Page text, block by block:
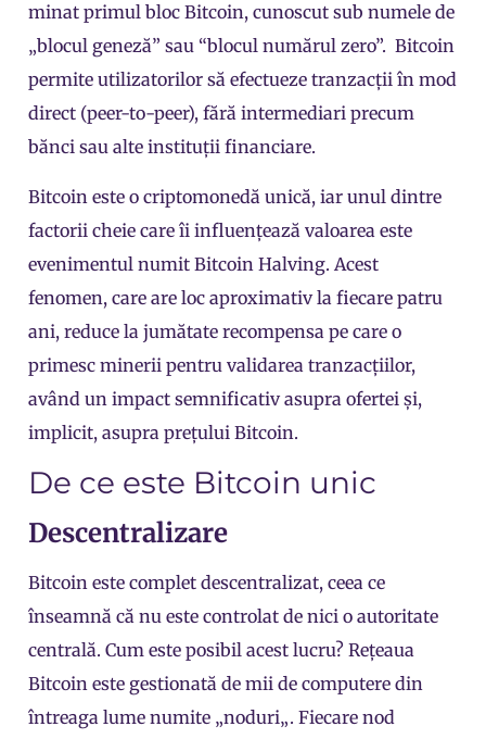
minat primul bloc Bitcoin, cunoscut sub numele de
„blocul geneză” sau “blocul numărul zero”. Bitcoin
permite utilizatorilor să efectueze tranzacții în mod
direct (peer-to-peer), fără intermediari precum
bănci sau alte instituții financiare.
Bitcoin este o criptomonedă unică, iar unul dintre
factorii cheie care îi influențează valoarea este
evenimentul numit Bitcoin Halving. Acest
fenomen, care are loc aproximativ la fiecare patru
ani, reduce la jumătate recompensa pe care o
primesc minerii pentru validarea tranzacțiilor,
având un impact semnificativ asupra ofertei și,
implicit, asupra prețului Bitcoin.
De ce este Bitcoin unic
Descentralizare
Bitcoin este complet descentralizat, ceea ce
înseamnă că nu este controlat de nici o autoritate
centrală. Cum este posibil acest lucru? Rețeaua
Bitcoin este gestionată de mii de computere din
întreaga lume numite „noduri„. Fiecare nod